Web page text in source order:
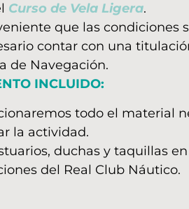
Curso de Vela Ligera.
que las condiciones
contar con una
de Navegación.
INCLUIDO:
todo el material
la actividad.
duchas y taquillas
del Real Club Náutico.